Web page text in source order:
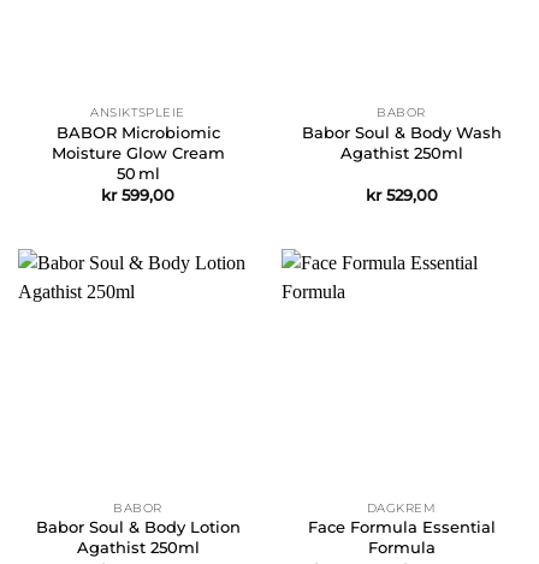
ANSIKTSPLEIE
BABOR Microbiomic
Moisture Glow Cream
50 ml
kr599,00
BABOR
Babor Soul & Body Wash
Agathist 250ml
kr529,00
BABOR
Babor Soul & Body Lotion
Agathist 250ml
DAGKREM
Face Formula Essential
Formula